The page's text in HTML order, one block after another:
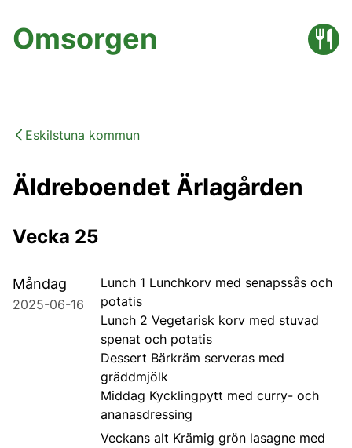
Omsorgen
Eskilstuna kommun
Äldreboendet Ärlagården
Vecka 25
Måndag
2025-06-16
Lunch 1 Lunchkorv med senapssås och
potatis
Lunch 2 Vegetarisk korv med stuvad
spenat och potatis
Dessert Bärkräm serveras med
gräddmjölk
Middag Kycklingpytt med curry- och
ananasdressing
Veckans alt Krämig grön lasagne med